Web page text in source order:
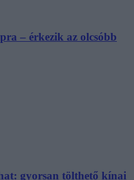
– érkezik az olcsóbb
gyorsan tölthető kínai